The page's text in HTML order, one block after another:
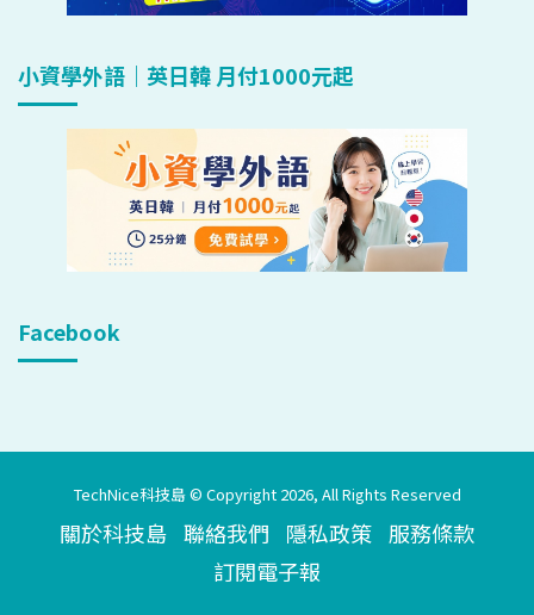
小資學外語｜英日韓 月付1000元起
Facebook
TechNice科技島 © Copyright 2026, All Rights Reserved
關於科技島 聯絡我們 隱私政策 服務條款
訂閱電子報